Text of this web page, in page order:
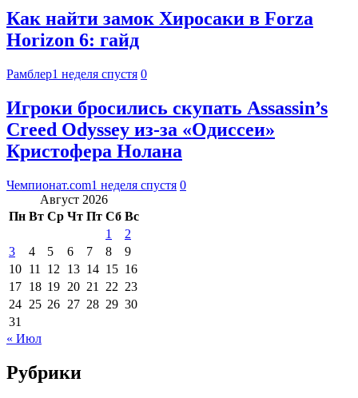
Как найти замок Хиросаки в Forza
Horizon 6: гайд
Рамблер1 неделя спустя 0
Игроки бросились скупать Assassin’s
Creed Odyssey из-за «Одиссеи»
Кристофера Нолана
Чемпионат.com1 неделя спустя 0
Август 2026
Пн Вт Ср Чт Пт Сб Вс
1
2
3
4 5 6 7 8
9
10 11 12 13 14 15 16
17 18 19 20 21 22 23
24 25 26 27 28 29 30
31
« Июл
Рубрики